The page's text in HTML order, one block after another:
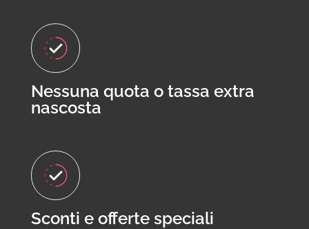
Nessuna quota o tassa extra
nascosta
Sconti e offerte speciali